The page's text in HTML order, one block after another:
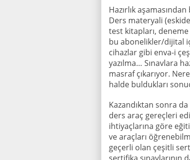
Hazırlık
Ders materyali
test kitapları,
bu abonelikler/dijital
cihazlar gibi enva-i
yazılma… Sınavlara
masraf çıkarıyor.
halde buldukları
Kazandıktan sonra
ders araç gereçleri
ihtiyaçlarına göre
ve araçları
geçerli olan çeşitli